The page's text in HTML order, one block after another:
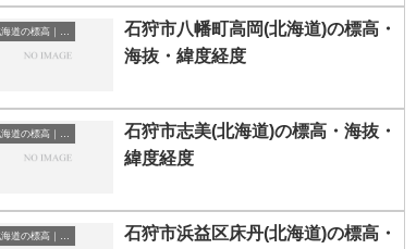
石狩市八幡町高岡(北海道)の標高・
海抜・緯度経度
石狩市志美(北海道)の標高・海抜・
緯度経度
石狩市浜益区床丹(北海道)の標高・